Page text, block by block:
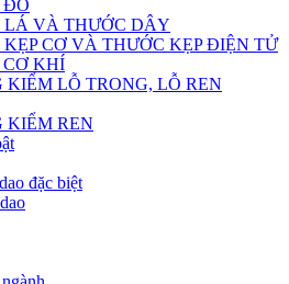
ĐO
LÁ VÀ THƯỚC DÂY
KẸP CƠ VÀ THƯỚC KẸP ĐIỆN TỬ
CƠ KHÍ
KIỂM LỖ TRONG, LỖ REN
KIỂM REN
đặc biệt